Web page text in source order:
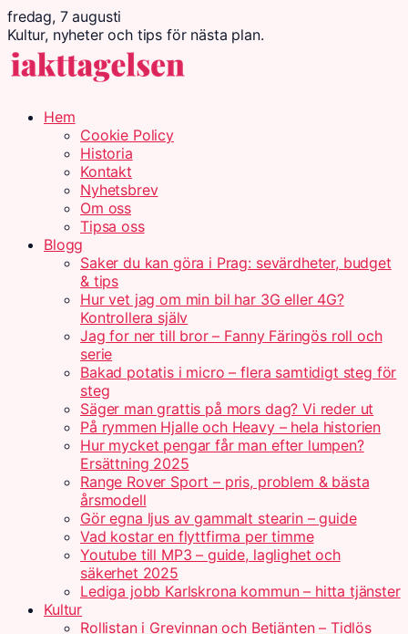
fredag, 7 augusti
Kultur, nyheter och tips för nästa plan.
Hem
Cookie Policy
Historia
Kontakt
Nyhetsbrev
Om oss
Tipsa oss
Blogg
Saker du kan göra i Prag: sevärdheter, budget
& tips
Hur vet jag om min bil har 3G eller 4G?
Kontrollera själv
Jag for ner till bror – Fanny Färingös roll och
serie
Bakad potatis i micro – flera samtidigt steg för
steg
Säger man grattis på mors dag? Vi reder ut
På rymmen Hjalle och Heavy – hela historien
Hur mycket pengar får man efter lumpen?
Ersättning 2025
Range Rover Sport – pris, problem & bästa
årsmodell
Gör egna ljus av gammalt stearin – guide
Vad kostar en flyttfirma per timme
Youtube till MP3 – guide, laglighet och
säkerhet 2025
Lediga jobb Karlskrona kommun – hitta tjänster
Kultur
Rollistan i Grevinnan och Betjänten – Tidlös